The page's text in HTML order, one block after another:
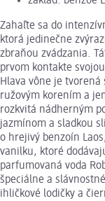
Zahaľte sa do
ktorá jedinečne
zbraňou zvádzania.
prvom kontakte
Hlava vône je
ružovým korením a
rozkvitá nádherným
jazmínom a sladkou
o hrejivý benzoín
vanilku, ktoré
parfumovaná voda
špeciálne a
ihličkové lodičky a